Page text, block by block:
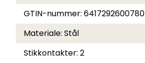
GTIN-nummer: 6417292600780
Materiale: Stål
Stikkontakter: 2